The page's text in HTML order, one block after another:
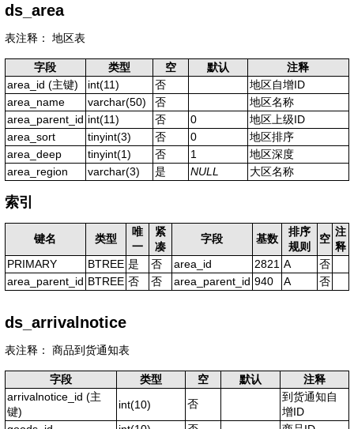
ds_area
表注释： 地区表
字段 类型 空 默认
注释
area_id (主键) int(11) 否
地区自增ID
area_name
varchar(50) 否
地区名称
area_parent_id int(11) 否 0
地区上级ID
area_sort
tinyint(3) 否 0
地区排序
area_deep
tinyint(1) 否 1
地区深度
area_region
varchar(3) 是 NULL 大区名称
索引
键名 类型
唯
一
紧
凑
字段 基数
排序
规则
空
注
释
PRIMARY
BTREE 是 否 area_id 2821 A
否
area_parent_id BTREE 否 否 area_parent_id 940 A 否
ds_arrivalnotice
表注释： 商品到货通知表
字段 类型 空 默认
注释
arrivalnotice_id (主
键)
int(10) 否
到货通知自
增ID